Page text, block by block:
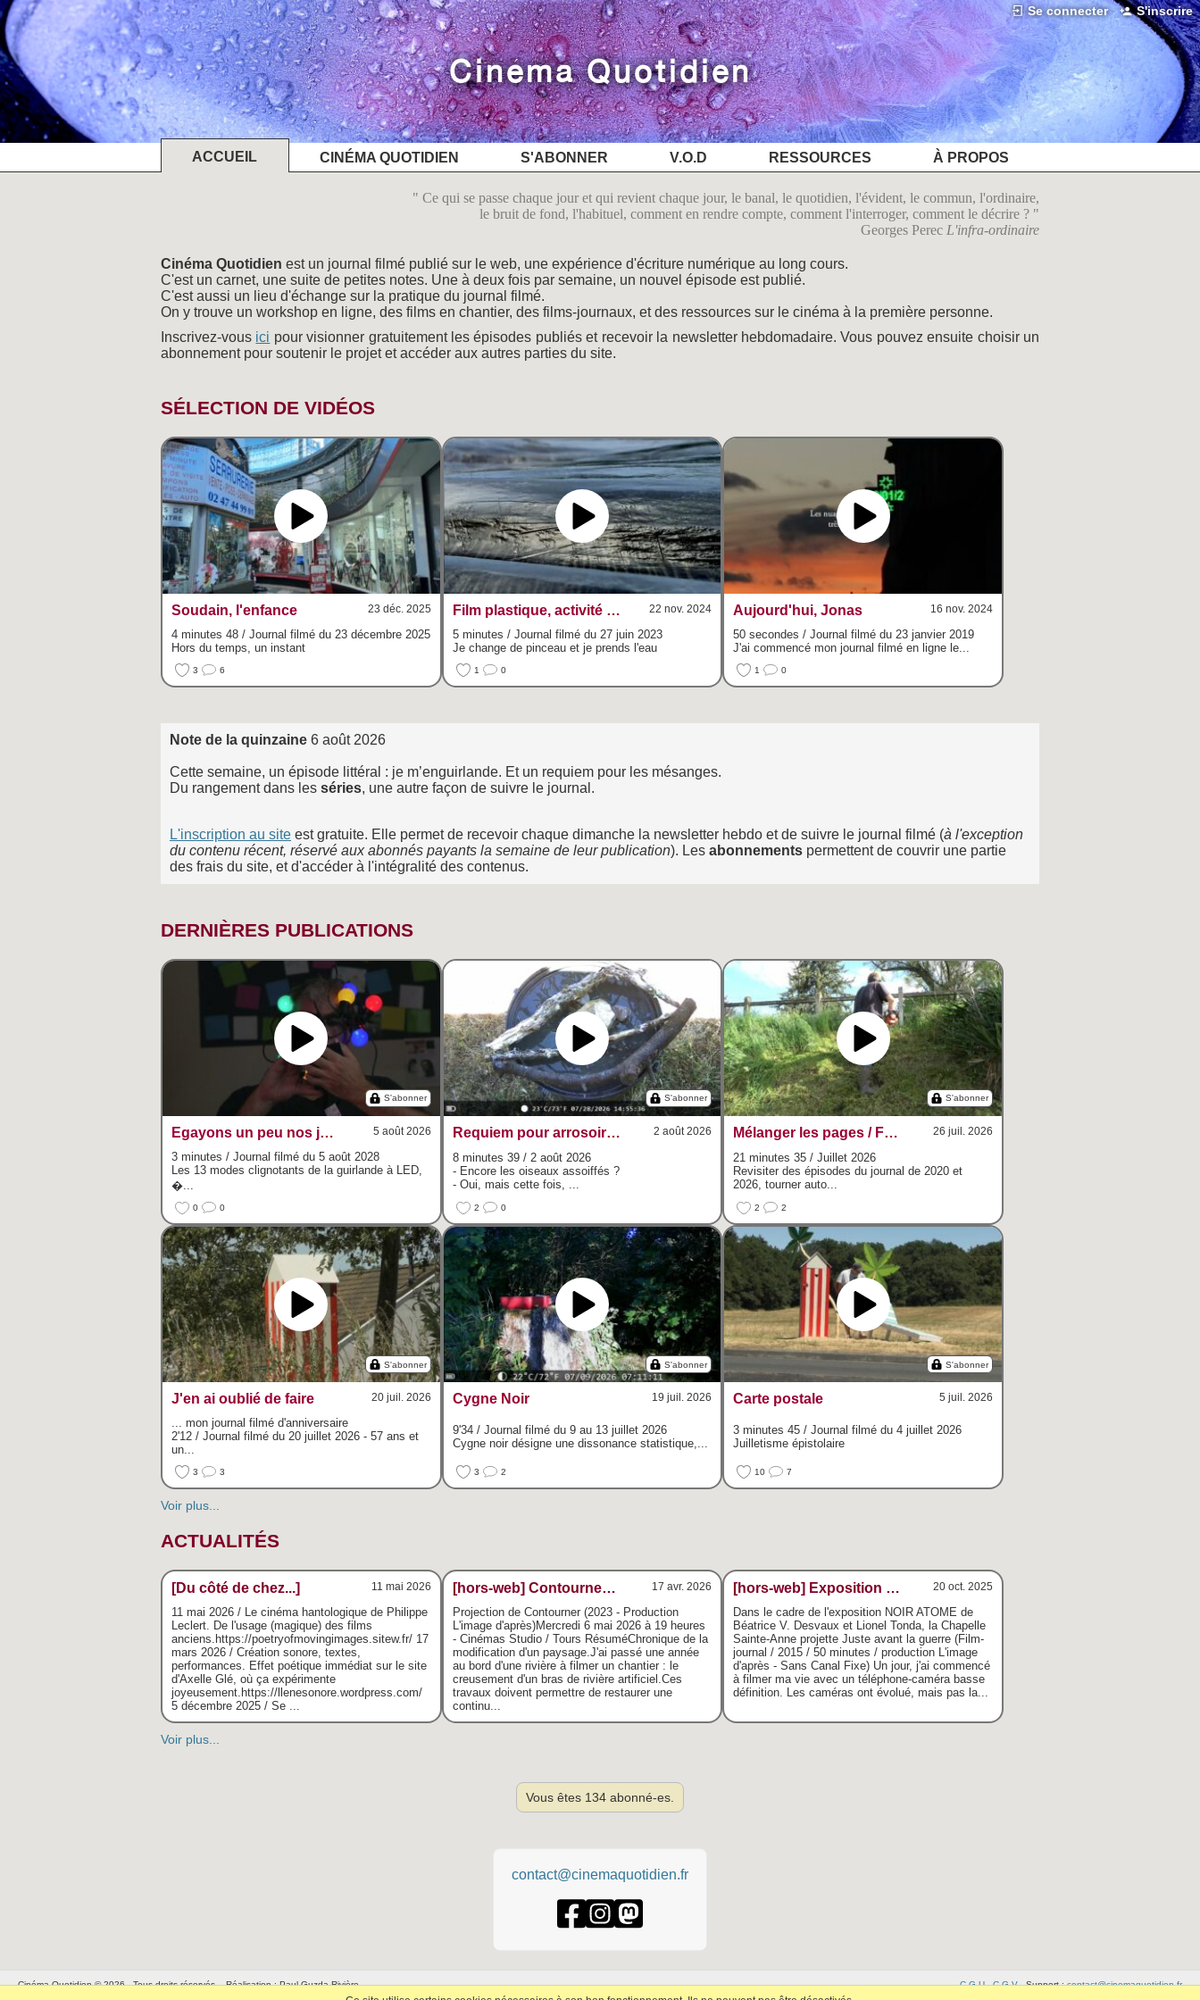
Se connecter S'inscrire
Cinéma Quotidien
ACCUEIL CINÉMA QUOTIDIEN S'ABONNER V.O.D RESSOURCES À PROPOS
Ce qui se passe chaque jour et qui revient chaque jour, le banal, le quotidien, l'évident, le commun, l'ordinaire,
le bruit de fond, l'habituel, comment en rendre compte, comment l'interroger, comment le décrire ?
Georges Perec L'infra-ordinaire
Cinéma Quotidien est un journal filmé publié sur le web, une expérience d'écriture numérique au long cours.
C'est un carnet, une suite de petites notes. Une à deux fois par semaine, un nouvel épisode est publié.
C'est aussi un lieu d'échange sur la pratique du journal filmé.
On y trouve un workshop en ligne, des films en chantier, des films-journaux, et des ressources sur le cinéma à la première personne.
Inscrivez-vous ici pour visionner gratuitement les épisodes publiés et recevoir la newsletter hebdomadaire. Vous pouvez ensuite choisir un
abonnement pour soutenir le projet et accéder aux autres parties du site.
SÉLECTION DE VIDÉOS
Soudain, l'enfance 23 déc. 2025
4 minutes 48 / Journal filmé du 23 décembre 2025
Hors du temps, un instant
3 6
Film plastique, activité aquatique 22 nov. 2024
5 minutes / Journal filmé du 27 juin 2023
Je change de pinceau et je prends l'eau
1 0
Aujourd'hui, Jonas 16 nov. 2024
50 secondes / Journal filmé du 23 janvier 2019
J'ai commencé mon journal filmé en ligne le...
1 0
Note de la quinzaine 6 août 2026
Cette semaine, un épisode littéral : je m’enguirlande. Et un requiem pour les mésanges.
Du rangement dans les séries, une autre façon de suivre le journal.
L'inscription au site est gratuite. Elle permet de recevoir chaque dimanche la newsletter hebdo et de suivre le journal filmé (à l'exception
du contenu récent, réservé aux abonnés payants la semaine de leur publication). Les abonnements permettent de couvrir une partie
des frais du site, et d'accéder à l'intégralité des contenus.
DERNIÈRES PUBLICATIONS
S'abonner
Egayons un peu nos journées dans les ombres 5 août 2026
3 minutes / Journal filmé du 5 août 2028
Les 13 modes clignotants de la guirlande à LED,
�...
0 0
S'abonner
Requiem pour arrosoir et poubelle renversée 2 août 2026
8 minutes 39 / 2 août 2026
- Encore les oiseaux assoiffés ?
- Oui, mais cette fois, ...
2 0
S'abonner
Mélanger les pages / Film-journal 26 juil. 2026
21 minutes 35 / Juillet 2026
Revisiter des épisodes du journal de 2020 et
2026, tourner auto...
2 2
S'abonner
J'en ai oublié de faire 20 juil. 2026
... mon journal filmé d'anniversaire
2'12 / Journal filmé du 20 juillet 2026 - 57 ans et
un...
3 3
S'abonner
Cygne Noir 19 juil. 2026
9'34 / Journal filmé du 9 au 13 juillet 2026
Cygne noir désigne une dissonance statistique,...
3 2
S'abonner
Carte postale 5 juil. 2026
3 minutes 45 / Journal filmé du 4 juillet 2026
Juilletisme épistolaire
10 7
Voir plus...
ACTUALITÉS
[Du côté de chez...] 11 mai 2026
11 mai 2026 / Le cinéma hantologique de Philippe
Leclert. De l'usage (magique) des films
anciens.https://poetryofmovingimages.sitew.fr/ 17
mars 2026 / Création sonore, textes,
performances. Effet poétique immédiat sur le site
d'Axelle Glé, où ça expérimente
joyeusement.https://llenesonore.wordpress.com/
5 décembre 2025 / Se ...
[hors-web] Contourner - Soirée L'image d'après 17 avr. 2026
Projection de Contourner (2023 - Production
L'image d'après)Mercredi 6 mai 2026 à 19 heures
- Cinémas Studio / Tours RésuméChronique de la
modification d'un paysage.J'ai passé une année
au bord d'une rivière à filmer un chantier : le
creusement d'un bras de rivière artificiel.Ces
travaux doivent permettre de restaurer une
continu...
[hors-web] Exposition Noir Atome 20 oct. 2025
Dans le cadre de l'exposition NOIR ATOME de
Béatrice V. Desvaux et Lionel Tonda, la Chapelle
Sainte-Anne projette Juste avant la guerre (Film-
journal / 2015 / 50 minutes / production L'image
d'après - Sans Canal Fixe) Un jour, j'ai commencé
à filmer ma vie avec un téléphone-caméra basse
définition. Les caméras ont évolué, mais pas la...
Voir plus...
Vous êtes 134 abonné-es.
contact@cinemaquotidien.fr
Cinéma Quotidien © 2026 - Tous droits réservés. - Réalisation : Paul Guzda-Rivière C.G.U-C.G.V- Support :contact@cinemaquotidien.fr